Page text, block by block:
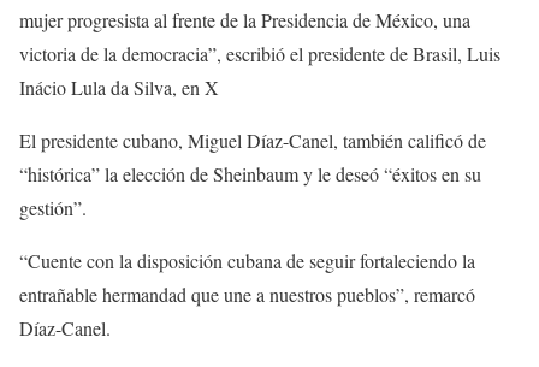
mujer progresista al frente de la Presidencia de México, una
victoria de la democracia”, escribió el presidente de Brasil, Luis
Inácio Lula da Silva, en X
El presidente cubano, Miguel Díaz-Canel, también calificó de
“histórica” la elección de Sheinbaum y le deseó “éxitos en su
gestión”.
“Cuente con la disposición cubana de seguir fortaleciendo la
entrañable hermandad que une a nuestros pueblos”, remarcó
Díaz-Canel.